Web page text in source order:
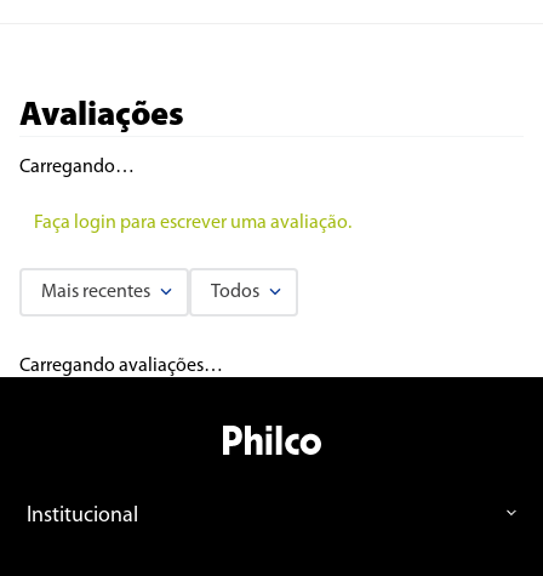
Avaliações
Carregando…
Faça login para escrever uma avaliação.
Mais recentes Todos
Carregando avaliações…
Institucional